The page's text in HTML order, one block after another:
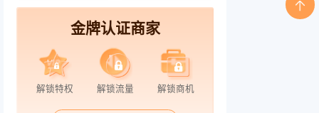
金牌认证商家
解锁特权 解锁流量 解锁商机